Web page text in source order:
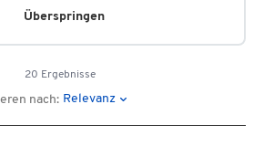
Überspringen
20 Ergebnisse
nach: Relevanz